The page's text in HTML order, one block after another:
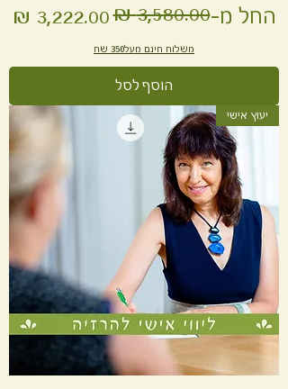
החל מ-
מחיר רגיל
‏3,580.00 ‏₪
מחיר מבצע
משלוח חינם מעל350 שח
הוסף לסל
יעוץ אישי